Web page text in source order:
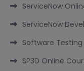
ServiceNow
ServiceNow
Software
SP3D Online